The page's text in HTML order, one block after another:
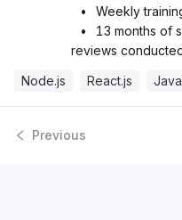
•
Weekly
•
13 months of
reviews
Node.js
React.js
Previous